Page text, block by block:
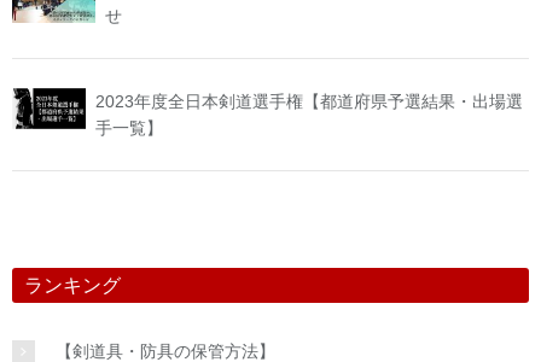
せ
2023年度全日本剣道選手権【都道府県予選結果・出場選
手一覧】
ランキング
【剣道具・防具の保管方法】